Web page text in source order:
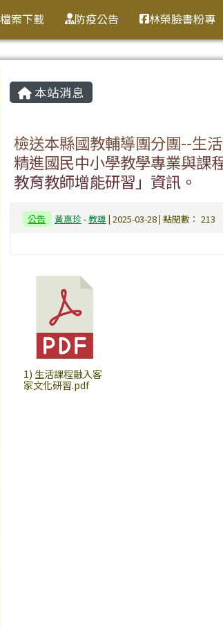
檔案下載 防疫公告 林榮臉書粉專
主內容區域
本站消息
檢送本縣國教輔導團分團--生
精進國民中小學教學專業與課
教育教師增能研習」資訊。
公告 黃惠珍-教導 | 2025-03-28 | 點閱數： 213
1) 生活課程融入客
家文化研習.pdf